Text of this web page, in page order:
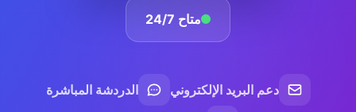
متاح 24/7
دعم البريد الإلكتروني
الدردشة المباشرة